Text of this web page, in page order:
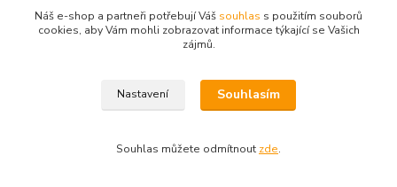
jnovotny@ji.cz
Náš e-shop a partneři potřebují Váš souhlas s použitím souborů
cookies, aby Vám mohli zobrazovat informace týkající se Vašich
zájmů.
Nastavení Souhlasím
Souhlas můžete odmítnout zde.